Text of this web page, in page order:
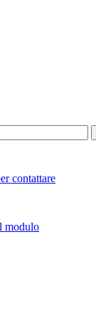
contattare
modulo